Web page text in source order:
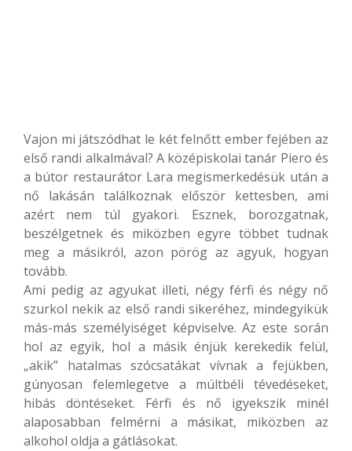
Vajon mi játszódhat le két felnőtt ember fejében az
első randi alkalmával? A középiskolai tanár Piero és
a bútor restaurátor Lara megismerkedésük után a
nő lakásán találkoznak először kettesben, ami
azért nem túl gyakori. Esznek, borozgatnak,
beszélgetnek és miközben egyre többet tudnak
meg a másikról, azon pörög az agyuk, hogyan
tovább.
Ami pedig az agyukat illeti, négy férfi és négy nő
szurkol nekik az első randi sikeréhez, mindegyikük
más-más személyiséget képviselve. Az este során
hol az egyik, hol a másik énjük kerekedik felül,
„akik” hatalmas szócsatákat vívnak a fejükben,
gúnyosan felemlegetve a múltbéli tévedéseket,
hibás döntéseket. Férfi és nő igyekszik minél
alaposabban felmérni a másikat, miközben az
alkohol oldja a gátlásokat.